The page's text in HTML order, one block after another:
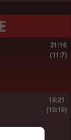
21:16
(11:7)
16:21
(10:10)